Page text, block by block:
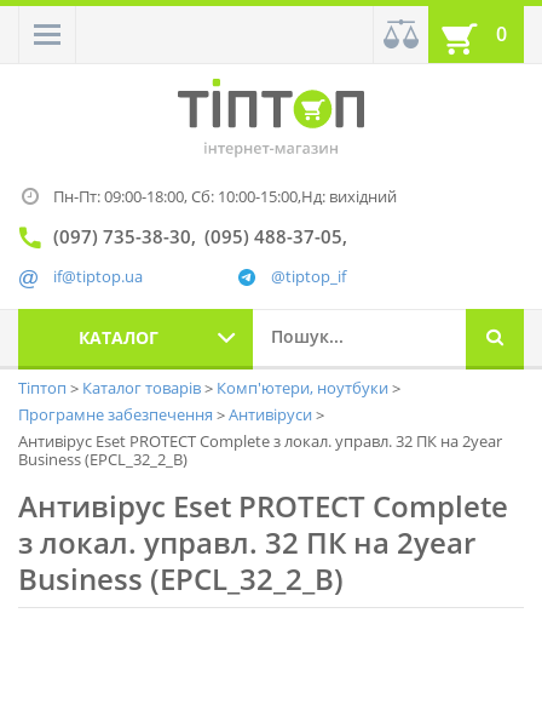
0
Пн-Пт: 09:00-18:00,Сб: 10:00-15:00,Нд: вихідний
(097) 735-38-30 (095) 488-37-05
@tiptop_if
if@tiptop.ua
КАТАЛОГ
Тіптоп Каталог товарів
Комп'ютери, ноутбуки
Програмне забезпечення
Антивіруси
Антивірус Eset PROTECT Complete з локал. управл. 32 ПК на 2year
Business (EPCL_32_2_B)
Антивірус Eset PROTECT Complete
з локал. управл. 32 ПК на 2year
Business (EPCL_32_2_B)